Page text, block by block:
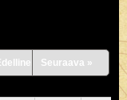
Seuraava »